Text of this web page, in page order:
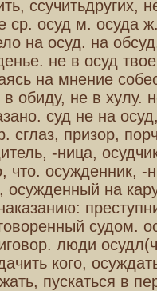
ссучитьдругих,
ср. осуд м. осуда
на осуд. на
не в осуд
на мнение
в обиду, не в хулу.
суд не на
сглаз, призор,
-ница,
что. осужденник, -
осужденный на
судом.
люди
кого,
пускаться в